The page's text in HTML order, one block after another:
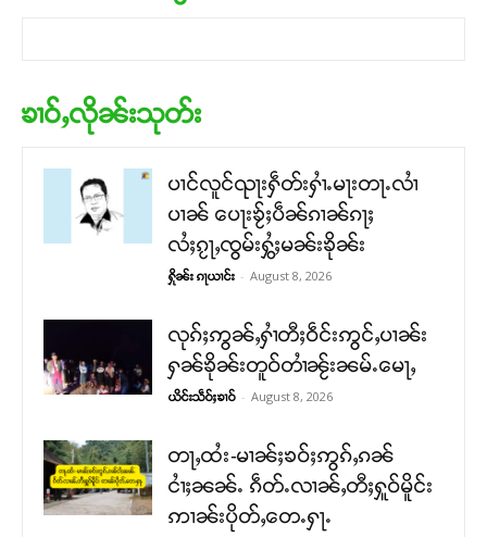
ၶၢဝ်ႇလိုၼ်းသုတ်း
ပၢင်လူင်ၺႃးႁဵတ်းႁၢႆႉမႃးတႃႉလၢႆ
ပၢၼ် ​​ပေႃးၶႂ်ႈပဵၼ်ၵၢၼ်ၵႃႈ
လႆႈၵႂႃႇၸွမ်းႁွႆႈမၼ်းၶိုၼ်း
ႁိုၼ်း ၵႃယၢင်း - August 8, 2026
လုၵ်ႈဢွၼ်ႇႁၢႆတီႈဝဵင်းဢွင်ႇပၢၼ်း
ႁၼ်ၶိုၼ်းတူဝ်တၢႆၼႂ်းၼမ်ႉမေႃႇ
ယိင်းသဵဝ်ႈၶၢဝ် - August 8, 2026
တႃႇထႆး-မၢၼ်ႈၶဝ်ႈဢွၵ်ႇၵၼ်
ငၢႆႈၼၼ်ႉ ၵဵတ်ႉလၢၼ်ႇတီႈႁူဝ်မိူင်း
ဢၢၼ်းပိုတ်ႇတေႉႁႃႉ